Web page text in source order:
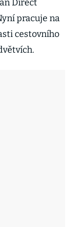
Direct
pracuje na
cestovního